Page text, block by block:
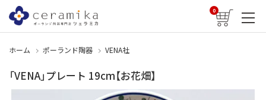
0
ホーム ポーランド陶器 VENA社
「VENA」プレート 19cm【お花畑】